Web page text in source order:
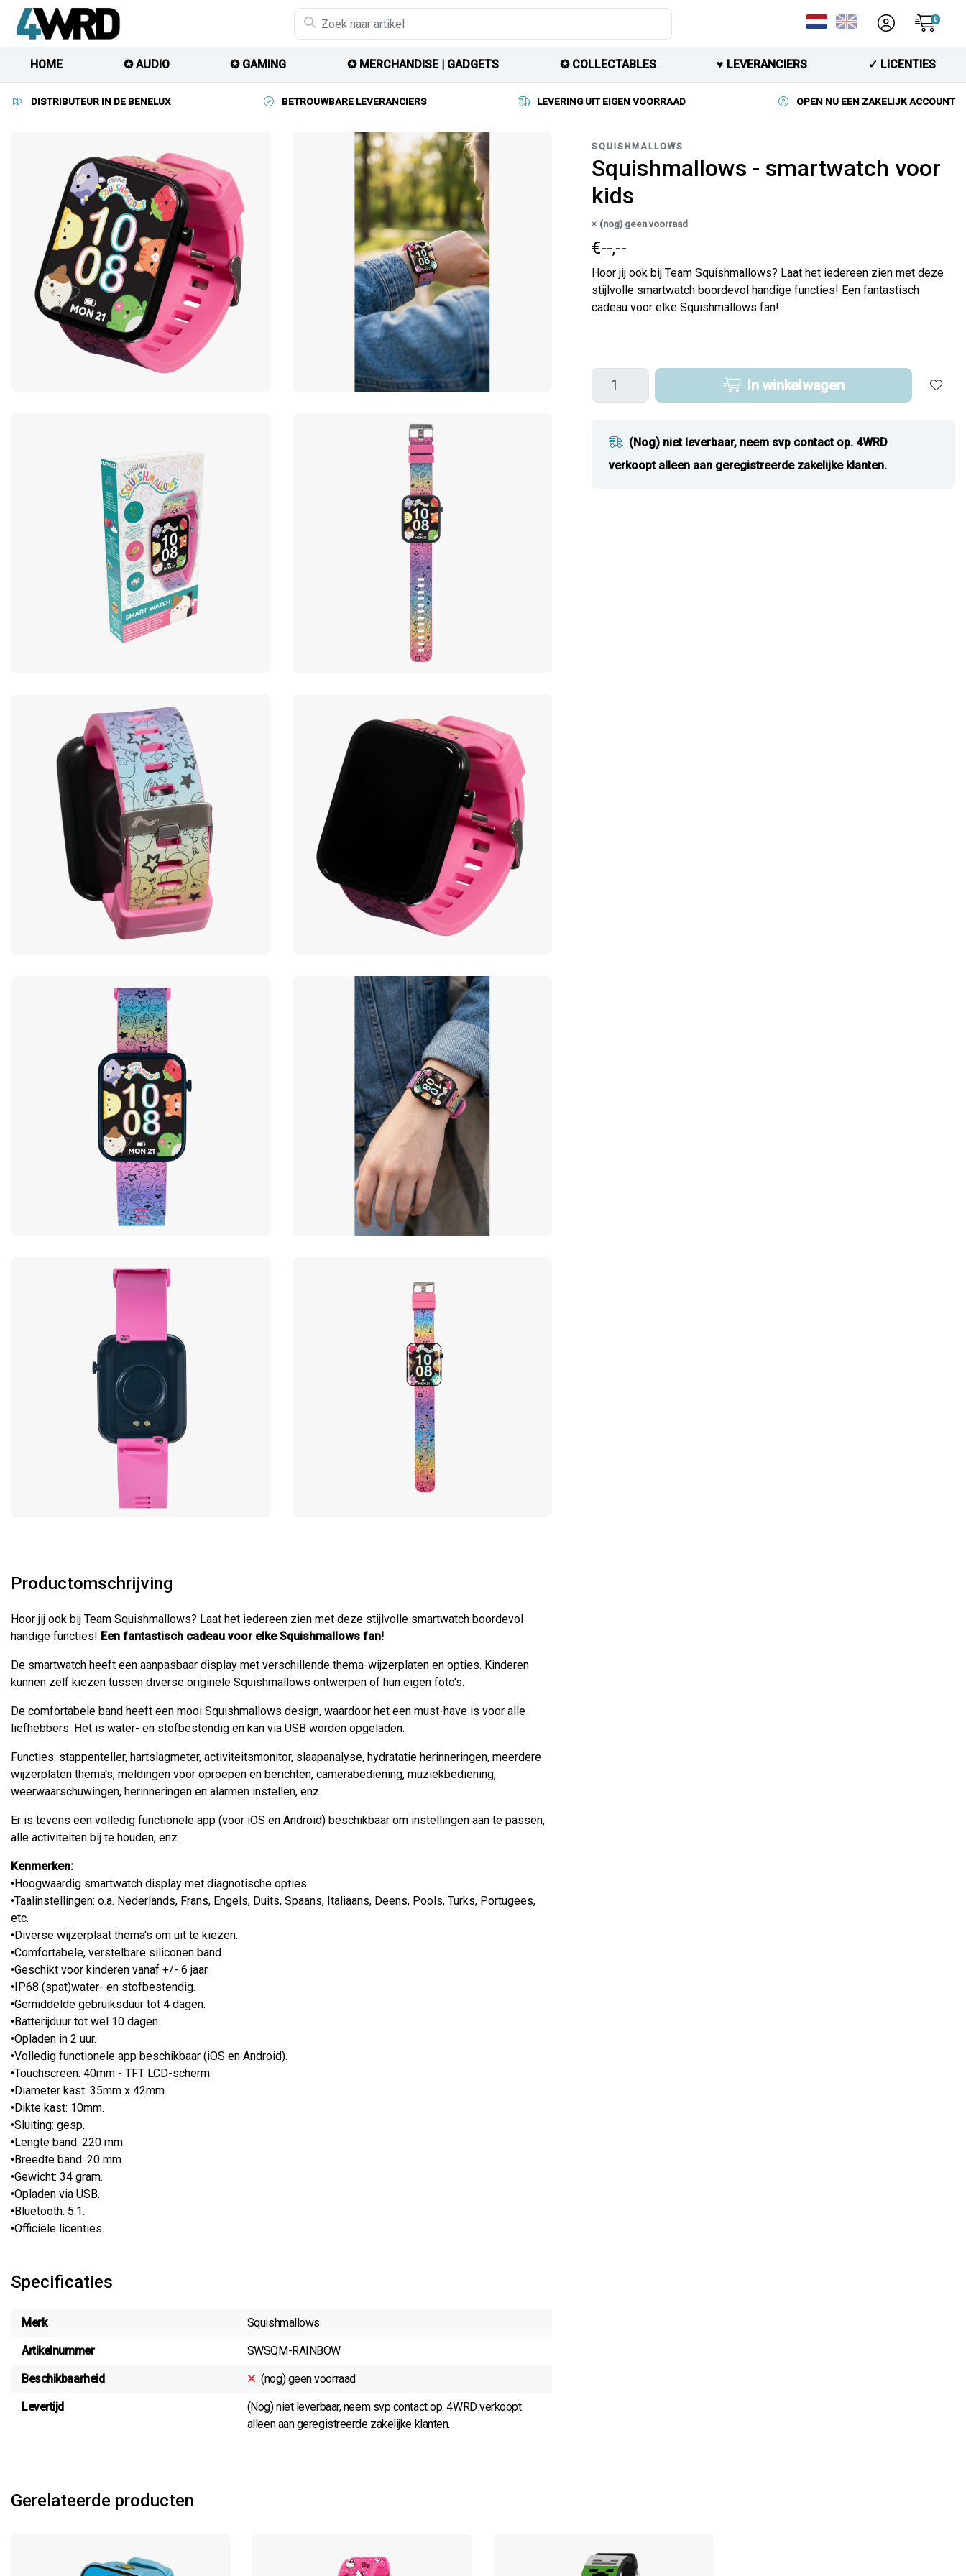
0
HOME ✪ AUDIO ✪ GAMING ✪ MERCHANDISE | GADGETS ✪ COLLECTABLES ♥︎ LEVERANCIERS ✓ LICENTIES
DISTRIBUTEUR IN DE BENELUX BETROUWBARE LEVERANCIERS LEVERING UIT EIGEN VOORRAAD OPEN NU EEN ZAKELIJK ACCOUNT
Productomschrijving
Hoor jij ook bij Team Squishmallows? Laat het iedereen zien met deze stijlvolle smartwatch boordevol
handige functies! Een fantastisch cadeau voor elke Squishmallows fan!
De smartwatch heeft een aanpasbaar display met verschillende thema-wijzerplaten en opties. Kinderen
kunnen zelf kiezen tussen diverse originele Squishmallows ontwerpen of hun eigen foto's.
De comfortabele band heeft een mooi Squishmallows design, waardoor het een must-have is voor alle
liefhebbers. Het is water- en stofbestendig en kan via USB worden opgeladen.
Functies: stappenteller, hartslagmeter, activiteitsmonitor, slaapanalyse, hydratatie herinneringen, meerdere
wijzerplaten thema's, meldingen voor oproepen en berichten, camerabediening, muziekbediening,
weerwaarschuwingen, herinneringen en alarmen instellen, enz.
Er is tevens een volledig functionele app (voor iOS en Android) beschikbaar om instellingen aan te passen,
alle activiteiten bij te houden, enz.
Kenmerken:
•Hoogwaardig smartwatch display met diagnotische opties.
•Taalinstellingen: o.a. Nederlands, Frans, Engels, Duits, Spaans, Italiaans, Deens, Pools, Turks, Portugees,
etc.
•Diverse wijzerplaat thema's om uit te kiezen.
•Comfortabele, verstelbare siliconen band.
•Geschikt voor kinderen vanaf +/- 6 jaar.
•IP68 (spat)water- en stofbestendig.
•Gemiddelde gebruiksduur tot 4 dagen.
•Batterijduur tot wel 10 dagen.
•Opladen in 2 uur.
•Volledig functionele app beschikbaar (iOS en Android).
•Touchscreen: 40mm - TFT LCD-scherm.
•Diameter kast: 35mm x 42mm.
•Dikte kast: 10mm.
•Sluiting: gesp.
•Lengte band: 220 mm.
•Breedte band: 20 mm.
•Gewicht: 34 gram.
•Opladen via USB.
•Bluetooth: 5.1.
•Officiële licenties.
Specificaties
Merk Squishmallows
Artikelnummer SWSQM-RAINBOW
Beschikbaarheid (nog) geen voorraad
Levertijd
(Nog) niet leverbaar, neem svp contact op. 4WRD verkoopt
alleen aan geregistreerde zakelijke klanten.
SQUISHMALLOWS
Squishmallows - smartwatch voor
kids
(nog) geen voorraad
€--,--
Hoor jij ook bij Team Squishmallows? Laat het iedereen zien met deze
stijlvolle smartwatch boordevol handige functies! Een fantastisch
cadeau voor elke Squishmallows fan!
In winkelwagen
(Nog) niet leverbaar, neem svp contact op. 4WRD
verkoopt alleen aan geregistreerde zakelijke klanten.
Gerelateerde producten